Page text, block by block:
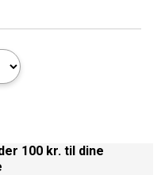
100 kr. til dine